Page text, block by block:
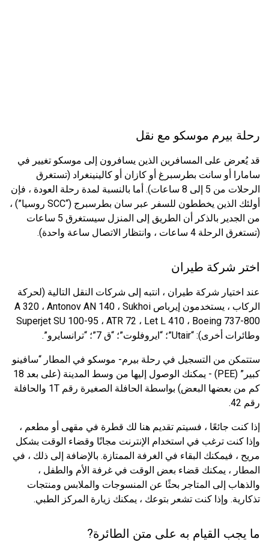
رحلة بيرم موسكو مع نقل
قد يُعرض على المسافرين الذين يسافرون إلى موسكو تغيير في
سامارا أو سانت بطرسبرغ أو كازان أو كالينينغراد (تستغرق
الرحلات من 5 إلى 8 ساعات). أما بالنسبة لمدة رحلة العودة ، فإن
أولئك الذين يخططون للسفر عبر سان بطرسبرج (“SCC روسيا”) ،
من الجدير بالذكر أن الطريق إلى المنزل سيستغرق 5 ساعات
(تستغرق الرحلة 4 ساعات ، وانتظار الاتصال ساعة واحدة).
اختر شركة طيران
عند اختيار شركة طيران ، انتبه إلى شركات النقل التالية (لحركة
الركاب ، يستخدمون إيرباص A 320 ، Antonov AN 140 ، Sukhoi
Superjet SU 100-95 ، ATR 72 ، Let L 410 ، Boeing 737-800
وطائرات أخرى): “Utair”؛ “ايروفلوت”؛ “ق 7”؛ “ترانسايرو”.
ستتمكن من التسجيل في رحلة بيرم- موسكو في المطار “سافينو
كبير” (PEE) - يمكنك الوصول إليها من وسط المدينة (على بعد 18
كم من بعضها البعض) بواسطة الحافلة الصغيرة رقم 1T والحافلة
رقم 42.
إذا كنت جائعًا ، فسيتم تقديم هنا لك قطرة في مقهى أو مطعم ،
وإذا كنت ترغب في استخدام الإنترنت مجانًا وقضاء الوقت بشكل
مريح ، فيمكنك البقاء في الغرفة الممتازة. بالإضافة إلى ذلك ، في
المطار ، يمكنك قضاء بعض الوقت في غرفة الأم والطفل ،
والذهاب إلى المتاجر بحثًا عن المنسوجات والملابس ومنتجات
تذكارية. وإذا كنت تشعر بتوعك ، يمكنك زيارة المركز الطبي.
ما يجب القيام به على متن الطائرة?